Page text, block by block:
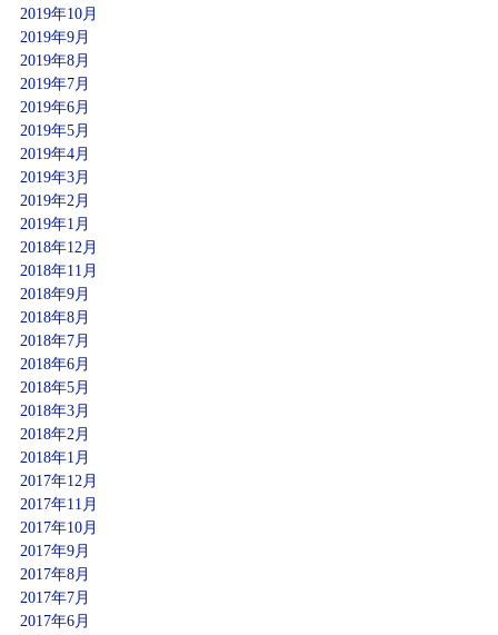
2019年10月
2019年9月
2019年8月
2019年7月
2019年6月
2019年5月
2019年4月
2019年3月
2019年2月
2019年1月
2018年12月
2018年11月
2018年9月
2018年8月
2018年7月
2018年6月
2018年5月
2018年3月
2018年2月
2018年1月
2017年12月
2017年11月
2017年10月
2017年9月
2017年8月
2017年7月
2017年6月